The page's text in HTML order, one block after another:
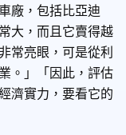
廠，包括比亞迪
大，而且它賣得越
常亮眼，可是從利
。」「因此，評估
濟實力，要看它的